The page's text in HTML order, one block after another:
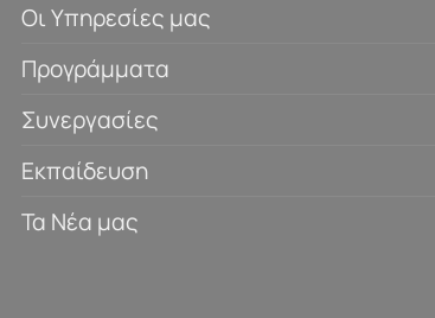
Οι Υπηρεσίες μας
Προγράμματα
Συνεργασίες
Εκπαίδευση
Τα Νέα μας